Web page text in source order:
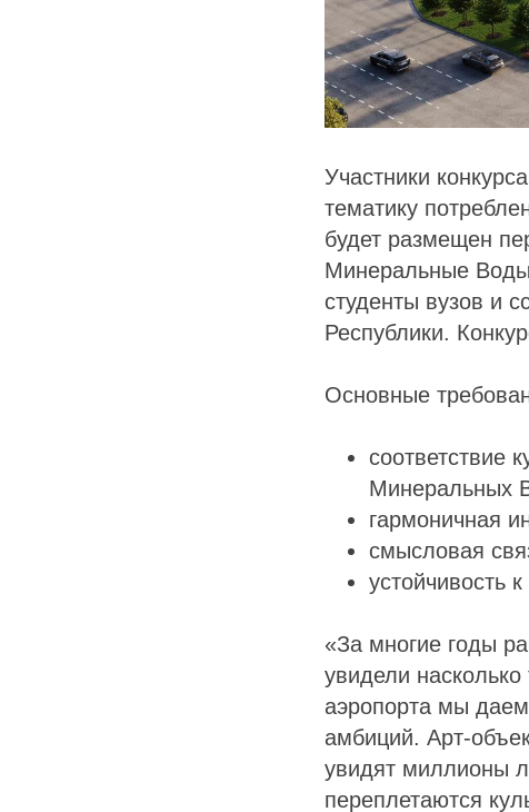
Участники
тематику
будет размещен
Минеральные
студенты вузов и
Республики.
Основные
соответствие
Минеральных
гармоничная
смысловая
устойчивость
«За многие годы
увидели
аэропорта мы даем
амбиций. Арт-
увидят миллионы
переплетаются